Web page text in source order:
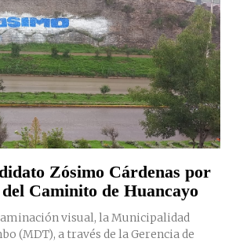
Zósimo Cárdenas por
Caminito de Huancayo
visual, la Municipalidad
(MDT), a través de la Gerencia de